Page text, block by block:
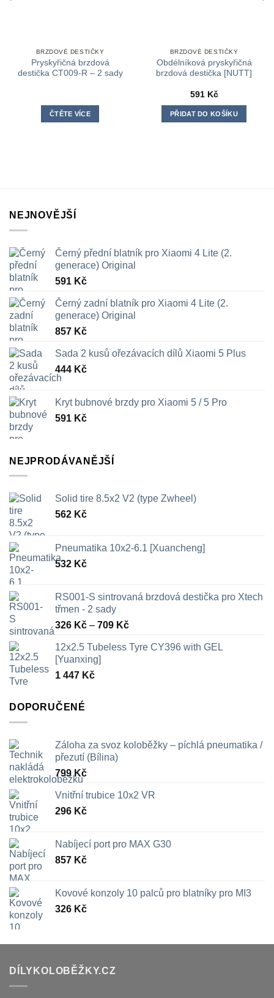
BRZDOVÉ DESTIČKY
Pryskyřičná brzdová
destička CT009-R – 2 sady
ČTĚTE VÍCE
BRZDOVÉ DESTIČKY
Obdélníková pryskyřičná
brzdová destička [NUTT]
591 Kč
PŘIDAT DO KOŠÍKU
NEJNOVĚJŠÍ
Černý přední blatník pro Xiaomi 4 Lite (2.
generace) Original
591 Kč
Černý zadní blatník pro Xiaomi 4 Lite (2.
generace) Original
857 Kč
Sada 2 kusů ořezávacích dílů Xiaomi 5 Plus
444 Kč
Kryt bubnové brzdy pro Xiaomi 5 / 5 Pro
591 Kč
NEJPRODÁVANĚJŠÍ
Solid tire 8.5x2 V2 (type Zwheel)
562 Kč
Pneumatika 10x2-6.1 [Xuancheng]
532 Kč
RS001-S sintrovaná brzdová destička pro Xtech
třmen - 2 sady
326 Kč – 709 KčRozpětí
326 Kč
12x2.5 Tubeless Tyre CY396 with GEL
[Yuanxing]
1 447 Kč
DOPORUČENÉ
Záloha za svoz koloběžky – píchlá pneumatika /
přezutí (Bílina)
799Kč
Vnitřní trubice 10x2 VR
296 Kč
Nabíjecí port pro MAX G30
857 Kč
Kovové konzoly 10 palců pro blatníky pro MI3
326 Kč
DÍLYKOLOBĚŽKY.CZ